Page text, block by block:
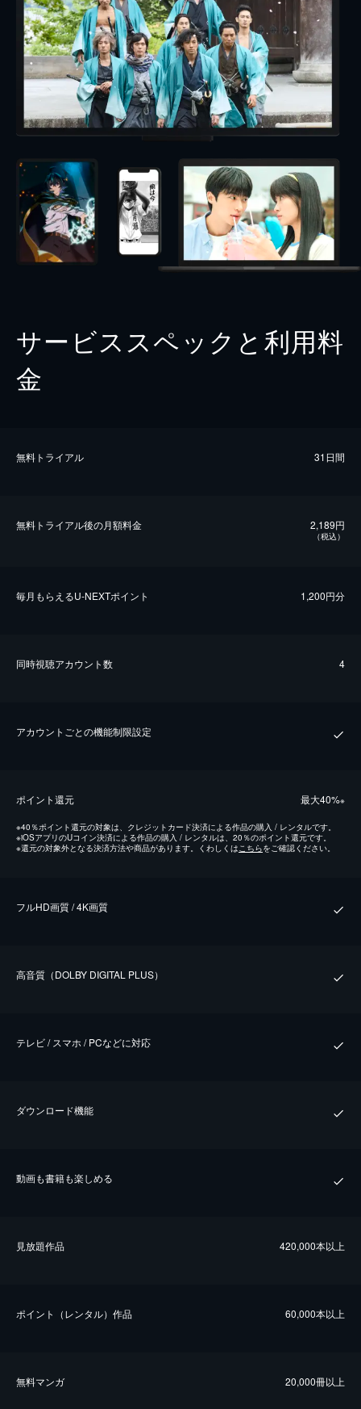
サービススペックと利用料
金
無料トライアル 31日間
無料トライアル後の⽉額料金 2,189円
（税込）
毎⽉もらえるU-NEXTポイント 1,200円分
同時視聴アカウント数 4
アカウントごとの機能制限設定
ポイント還元 最⼤40%※
※40％ポイント還元の対象は、クレジットカード決済による作品の購入 / レンタルです。
※iOSアプリのUコイン決済による作品の購入 / レンタルは、20％のポイント還元です。
※還元の対象外となる決済方法や商品があります。くわしくはこちらをご確認ください。
フルHD画質 / 4K画質
⾼⾳質（DOLBY DIGITAL PLUS）
テレビ / スマホ / PCなどに対応
ダウンロード機能
動画も書籍も楽しめる
⾒放題作品 420,000本以上
ポイント（レンタル）作品 60,000本以上
無料マンガ 20,000冊以上